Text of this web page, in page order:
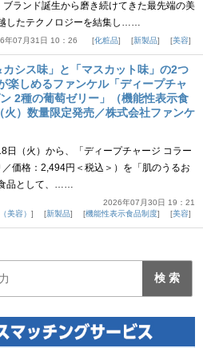
ランド誕生から磨き続けてきた最先端の美
したテクノロジーを結集し……
年07月31日 10：26 化粧品 新製品 美容
カシス味」と「マスカット味」の2つ
楽しめるファンケル「ディープチャ
2種の葡萄ゼリー」（機能性表示食
火）数量限定発売／株式会社ファンケ
日（火）から、「ディープチャージ コラー
価格：2,494円＜税込＞）を「肌のうるお
品として、……
2026年07月30日 19：21
美容） 新製品 機能性表示食品制度 美容